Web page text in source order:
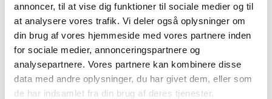
annoncer, til at vise dig funktioner til sociale medier og til
at analysere vores trafik. Vi deler også oplysninger om
din brug af vores hjemmeside med vores partnere inden
for sociale medier, annonceringspartnere og
analysepartnere. Vores partnere kan kombinere disse
data med andre oplysninger, du har givet dem, eller som
de har indsamlet fra din brug af deres tjenester.
torsdag den 9. november kl. 13-22.
Du finder os på stand nr. 3524 i Hal C.